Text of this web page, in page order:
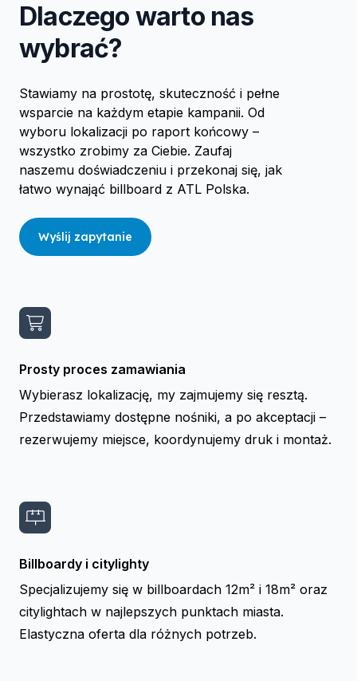
Dlaczego warto nas
wybrać?
Stawiamy na prostotę, skuteczność i pełne
wsparcie na każdym etapie kampanii. Od
wyboru lokalizacji po raport końcowy –
wszystko zrobimy za Ciebie. Zaufaj
naszemu doświadczeniu i przekonaj się, jak
łatwo wynająć billboard z ATL Polska.
Wyślij zapytanie
Prosty proces zamawiania
Wybierasz lokalizację, my zajmujemy się resztą.
Przedstawiamy dostępne nośniki, a po akceptacji –
rezerwujemy miejsce, koordynujemy druk i montaż.
Billboardy i citylighty
Specjalizujemy się w billboardach 12m² i 18m² oraz
citylightach w najlepszych punktach miasta.
Elastyczna oferta dla różnych potrzeb.